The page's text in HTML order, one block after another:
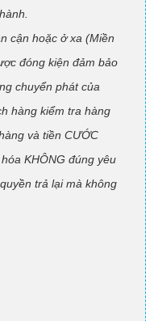
cận hoặc ở xa (Miền
đóng kiện đảm bảo
chuyển phát của
hàng kiểm tra hàng
và tiền CƯỚC
KHÔNG đúng yêu
trả lại mà không